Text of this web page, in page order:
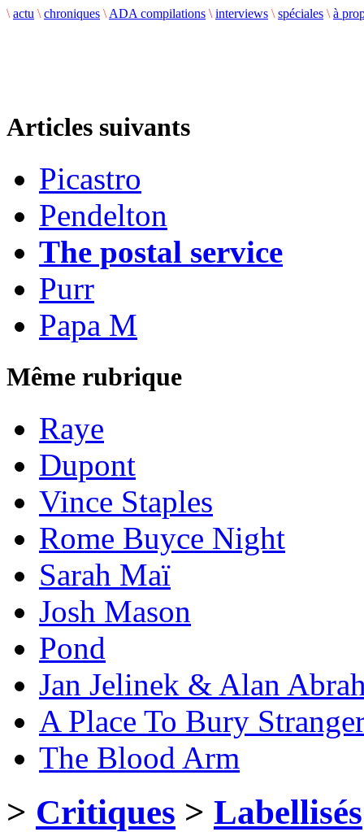
\ actu \ chroniques \ ADA compilations \ interviews \ spéciales \ à
Articles suivants
Picastro
Pendelton
The postal service
Purr
Papa M
Même rubrique
Raye
Dupont
Vince Staples
Rome Buyce Night
Sarah Maï
Josh Mason
Pond
Jan Jelinek & Alan
A Place To Bury
The Blood Arm
> Critiques > Labellisés